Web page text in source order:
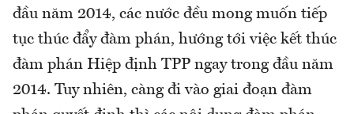
đầu năm 2014, các nước đều mong muốn tiếp
tục thúc đẩy đàm phán, hướng tới việc kết thúc
đàm phán Hiệp định TPP ngay trong đầu năm
2014. Tuy nhiên, càng đi vào giai đoạn đàm